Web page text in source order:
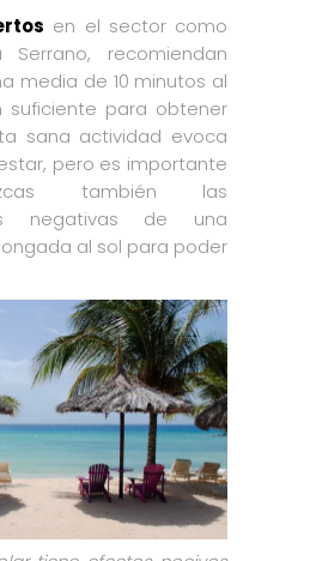
en el sector como
Serrano, recomiendan
media de 10 minutos al
suficiente para obtener
sana actividad evoca
pero es importante
también las
negativas de una
al sol para poder